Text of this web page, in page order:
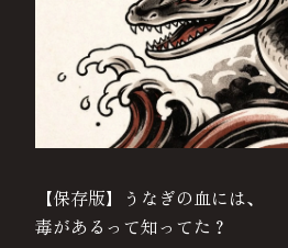
【保存版】うなぎの血には、
毒があるって知ってた？